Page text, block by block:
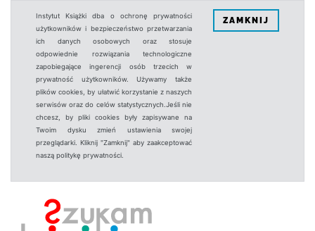
Instytut Książki dba o ochronę prywatności
użytkowników i bezpieczeństwo przetwarzania
ich danych osobowych oraz stosuje
odpowiednie rozwiązania technologiczne
zapobiegające ingerencji osób trzecich w
prywatność użytkowników. Używamy także
plików cookies, by ułatwić korzystanie z naszych
serwisów oraz do celów statystycznych.Jeśli nie
chcesz, by pliki cookies były zapisywane na
Twoim dysku zmień ustawienia swojej
przeglądarki. Kliknij "Zamknij" aby zaakceptować
naszą politykę prywatności.
ZAMKNIJ